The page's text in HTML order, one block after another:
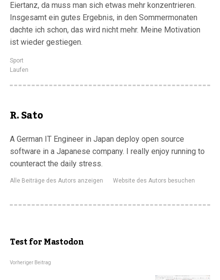
Eiertanz, da muss man sich etwas mehr konzentrieren.
Insgesamt ein gutes Ergebnis, in den Sommermonaten
dachte ich schon, das wird nicht mehr. Meine Motivation
ist wieder gestiegen.
Sport
Laufen
R. Sato
A German IT Engineer in Japan deploy open source
software in a Japanese company. I really enjoy running to
counteract the daily stress.
Alle Beiträge des Autors anzeigen Website des Autors besuchen
Test for Mastodon
Vorheriger Beitrag